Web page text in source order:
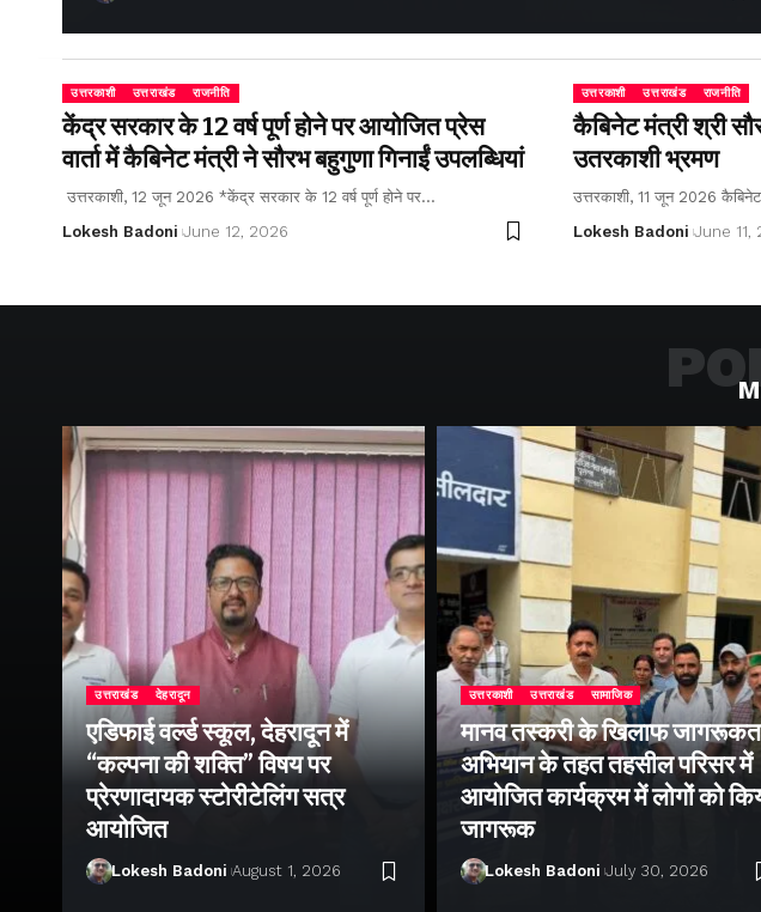
उत्तरकाशी उत्तराखंड राजनीति
केंद्र सरकार के 12 वर्ष पूर्ण होने पर आयोजित प्रेस
वार्ता में कैबिनेट मंत्री ने सौरभ बहुगुणा गिनाईं उपलब्धियां
उत्तरकाशी, 12 जून 2026 *केंद्र सरकार के 12 वर्ष पूर्ण होने पर…
Lokesh Badoni June 12, 2026
उत्तरकाशी उत्तराखंड राजनीति
कैबिनेट मंत्री श्री
उतरकाशी भ्रमण
उत्तरकाशी, 11 जून 2026
Lokesh Badoni June 11,
उत्तराखंड देहरादून
एडिफाई वर्ल्ड स्कूल, देहरादून में
“कल्पना की शक्ति” विषय पर
प्रेरणादायक स्टोरीटेलिंग सत्र
आयोजित
Lokesh Badoni August 1, 2026
उत्तरकाशी उत्तराखंड सामाजिक
मानव तस्करी के खिलाफ
अभियान के तहत तहसील परिसर में
आयोजित कार्यक्रम में लोगों को
जागरूक
Lokesh Badoni July 30, 2026